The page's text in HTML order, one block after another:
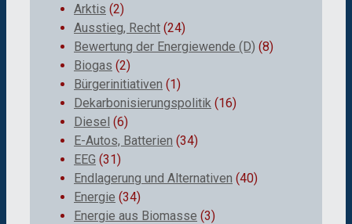
Arktis (2)
Ausstieg, Recht (24)
Bewertung der Energiewende (D) (8)
Biogas (2)
Bürgerinitiativen (1)
Dekarbonisierungspolitik (16)
Diesel (6)
E-Autos, Batterien (34)
EEG (31)
Endlagerung und Alternativen (40)
Energie (34)
Energie aus Biomasse (3)